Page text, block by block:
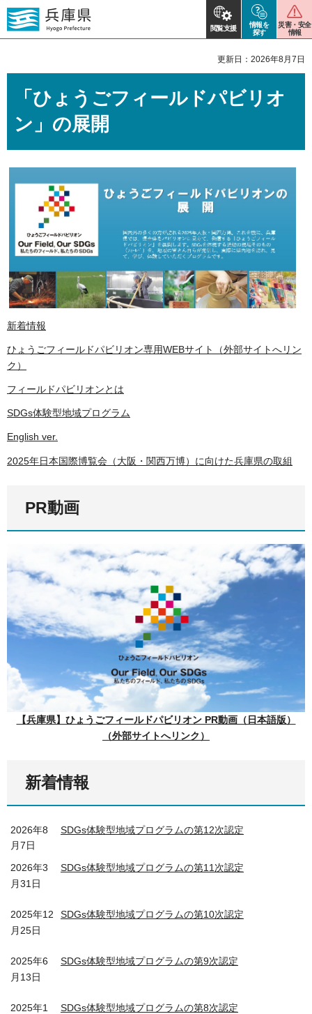
閲覧支援
情報を
探す
災害・安全
情報
更新日：2026年8月7日
「ひょうごフィールドパビリオ
ン」の展開
新着情報
ひょうごフィールドパビリオン専用WEBサイト（外部サイトへリン
ク）
フィールドパビリオンとは
SDGs体験型地域プログラム
English ver.
2025年日本国際博覧会（大阪・関西万博）に向けた兵庫県の取組
PR動画
【兵庫県】ひょうごフィールドパビリオン PR動画（日本語版）
（外部サイトへリンク）
新着情報
2026年8
月7日
SDGs体験型地域プログラムの第12次認定
2026年3
月31日
SDGs体験型地域プログラムの第11次認定
2025年12
月25日
SDGs体験型地域プログラムの第10次認定
2025年6
月13日
SDGs体験型地域プログラムの第9次認定
2025年1
SDGs体験型地域プログラムの第8次認定